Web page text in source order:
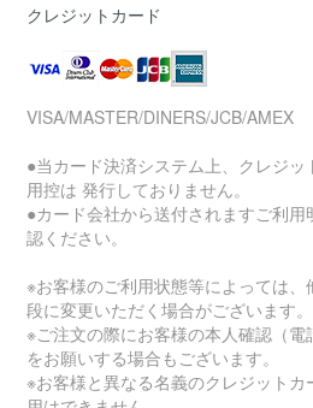
クレジットカード
VISA/MASTER/DINERS/JCB/AMEX
●当カード決済システム上、クレジッ
用控は 発行しておりません。
●カード会社から送付されますご利用
認ください。
※お客様のご利用状態等によっては、
段に変更いただく場合がございます。
※ご注文の際にお客様の本人確認（電
をお願いする場合もございます。
※お客様と異なる名義のクレジットカ